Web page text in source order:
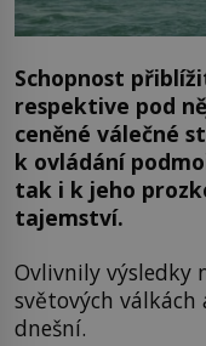
Schopnost
respektive pod
ceněné válečné
k ovládání
tak i k jeho
tajemství.
Ovlivnily výsledky
světových
dnešní.